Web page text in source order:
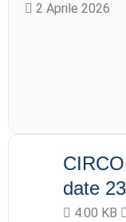
2 Aprile 2026
date
4.00 KB